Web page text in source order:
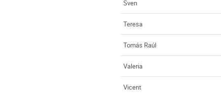
Sven
Teresa
Tomás Raúl
Valeria
Vicent